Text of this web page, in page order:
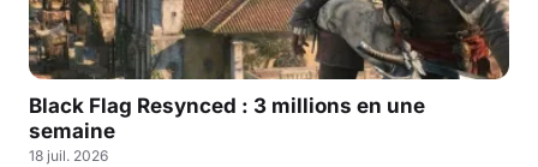
Black Flag Resynced : 3 millions en une
semaine
18 juil. 2026